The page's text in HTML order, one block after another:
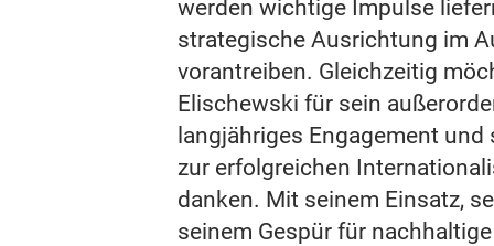
werden wichtige Impulse
strategische Ausrichtung im
vorantreiben. Gleichzeitig
Elischewski für sein
langjähriges Engagement
zur erfolgreichen
danken. Mit seinem Einsatz,
seinem Gespür für